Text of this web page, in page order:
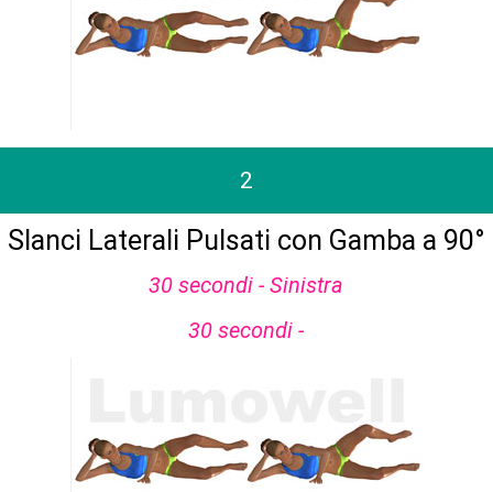
2
Slanci Laterali Pulsati con Gamba a 90°
30 secondi - Sinistra
30 secondi -